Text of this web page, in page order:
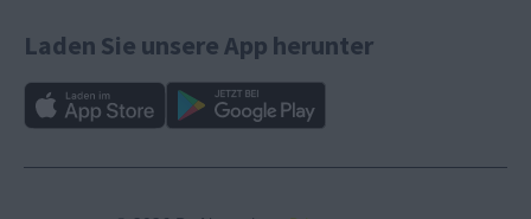
Laden Sie unsere App herunter